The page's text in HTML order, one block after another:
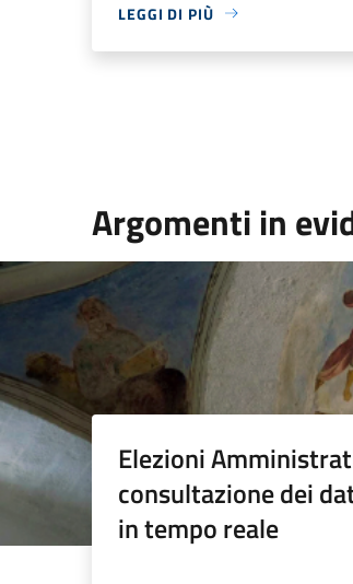
LEGGI DI PIÙ
Argomenti in
Elezioni
consultazione dei
in tempo reale